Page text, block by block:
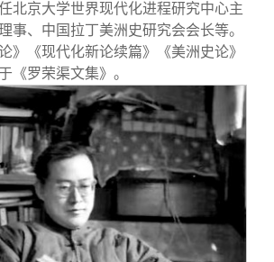
校友视界
校友服务
终身学习
信息化服务
三创大赛
校友总会
总会简介
会长致辞
关闭
北京大学世界现代化进程研究中心主
事、中国拉丁美洲史研究会会长等。
》《现代化新论续篇》《美洲史论》
《罗荣渠文集》。